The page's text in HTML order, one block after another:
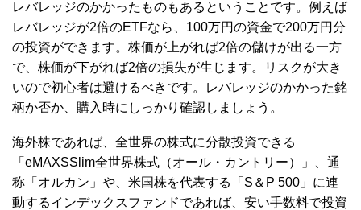
レバレッジのかかったものもあるということです。例えば
レバレッジが2倍のETFなら、100万円の資金で200万円分
の投資ができます。株価が上がれば2倍の儲けが出る一方
で、株価が下がれば2倍の損失が生じます。リスクが大き
いので初心者は避けるべきです。レバレッジのかかった銘
柄か否か、購入時にしっかり確認しましょう。
海外株であれば、全世界の株式に分散投資できる
「eMAXSSlim全世界株式（オール・カントリー）」、通
称「オルカン」や、米国株を代表する「S＆P 500」に連
動するインデックスファンドであれば、安い手数料で投資